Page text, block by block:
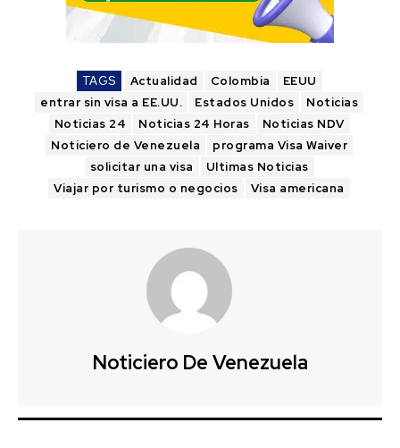
TAGS Actualidad Colombia
EEUU
entrar sin visa a EE.UU.
Estados Unidos
Noticias
Noticias 24
Noticias 24 Horas
Noticias NDV
Noticiero de Venezuela
programa Visa Waiver
solicitar una visa
Ultimas Noticias
Viajar por turismo o negocios
Visa americana
Noticiero De Venezuela